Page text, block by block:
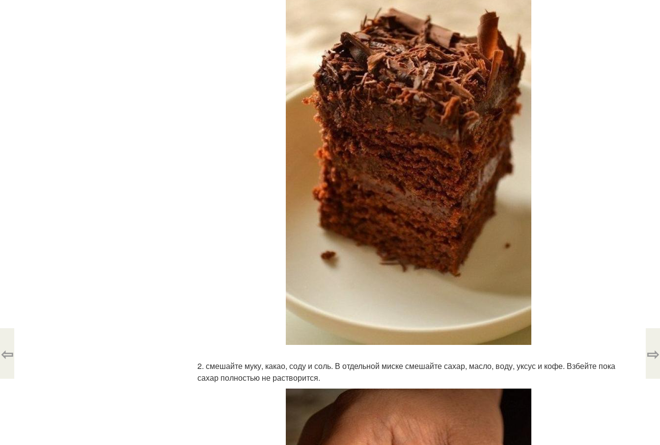
2. смешайте муку, какао, соду и соль. В отдельной миске смешайте сахар, масло, воду, уксус и кофе. Взбейте пока
сахар полностью не растворится.
⇦ ⇨